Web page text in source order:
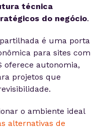
técnica
do negócio.
é uma porta
para sites com
oferece autonomia,
projetos que
o ambiente ideal
alternativas de